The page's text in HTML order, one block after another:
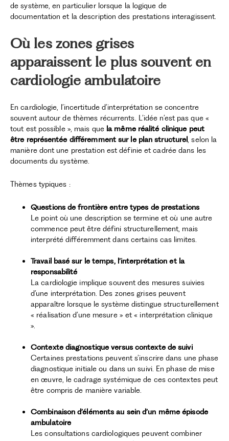
de système, en particulier lorsque la logique de
documentation et la description des prestations interagissent.
Où les zones grises
apparaissent le plus souvent en
cardiologie ambulatoire
En cardiologie, l’incertitude d’interprétation se concentre
souvent autour de thèmes récurrents. L’idée n’est pas que «
tout est possible », mais que la même réalité clinique peut
être représentée différemment sur le plan structurel, selon la
manière dont une prestation est définie et cadrée dans les
documents du système.
Thèmes typiques :
Questions de frontière entre types de prestations
Le point où une description se termine et où une autre
commence peut être défini structurellement, mais
interprété différemment dans certains cas limites.
Travail basé sur le temps, l’interprétation et la
responsabilité
La cardiologie implique souvent des mesures suivies
d’une interprétation. Des zones grises peuvent
apparaître lorsque le système distingue structurellement
« réalisation d’une mesure » et « interprétation clinique
».
Contexte diagnostique versus contexte de suivi
Certaines prestations peuvent s’inscrire dans une phase
diagnostique initiale ou dans un suivi. En phase de mise
en œuvre, le cadrage systémique de ces contextes peut
être compris de manière variable.
Combinaison d’éléments au sein d’un même épisode
ambulatoire
Les consultations cardiologiques peuvent combiner